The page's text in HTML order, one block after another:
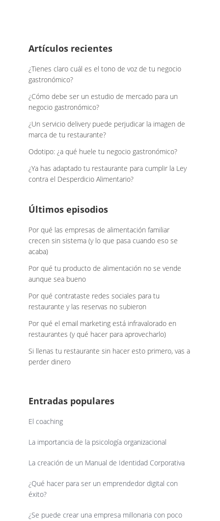
Footer
Artículos recientes
¿Tienes claro cuál es el tono de voz de tu negocio
gastronómico?
¿Cómo debe ser un estudio de mercado para un
negocio gastronómico?
¿Un servicio delivery puede perjudicar la imagen de
marca de tu restaurante?
Odotipo: ¿a qué huele tu negocio gastronómico?
¿Ya has adaptado tu restaurante para cumplir la Ley
contra el Desperdicio Alimentario?
Últimos episodios
Por qué las empresas de alimentación familiar
crecen sin sistema (y lo que pasa cuando eso se
acaba)
Por qué tu producto de alimentación no se vende
aunque sea bueno
Por qué contrataste redes sociales para tu
restaurante y las reservas no subieron
Por qué el email marketing está infravalorado en
restaurantes (y qué hacer para aprovecharlo)
Si llenas tu restaurante sin hacer esto primero, vas a
perder dinero
Entradas populares
El coaching
La importancia de la psicología organizacional
La creación de un Manual de Identidad Corporativa
¿Qué hacer para ser un emprendedor digital con
éxito?
¿Se puede crear una empresa millonaria con poco